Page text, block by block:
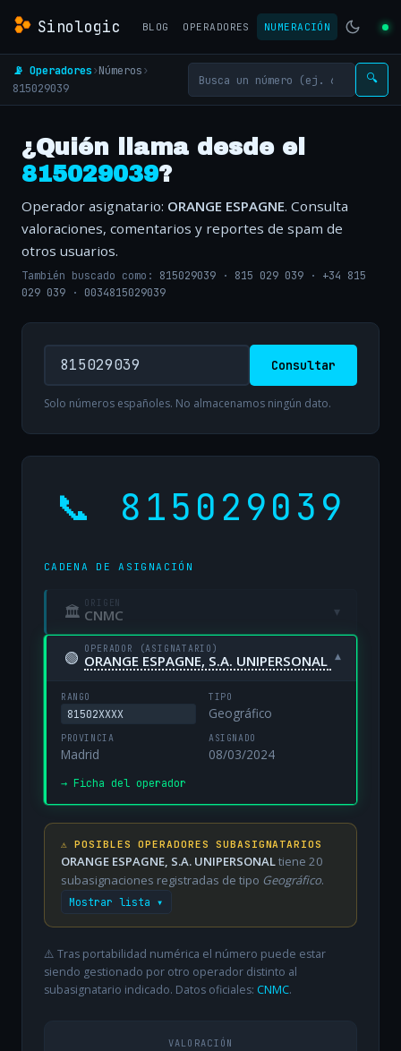
Sinologic BLOG OPERADORES NUMERACIÓN
📡 Operadores›Números›
815029039
🔍
¿Quién llama desde el
815029039?
Operador asignatario: ORANGE ESPAGNE. Consulta
valoraciones, comentarios y reportes de spam de
otros usuarios.
También buscado como: 815029039 · 815 029 039 · +34 815
029 039 · 0034815029039
Consultar
Solo números españoles. No almacenamos ningún dato.
📞 815029039
CADENA DE ASIGNACIÓN
🏛 ORIGEN
CNMC ▾
🟢 OPERADOR (ASIGNATARIO)
ORANGE ESPAGNE, S.A. UNIPERSONAL ▾
RANGO
81502XXXX
TIPO
Geográfico
PROVINCIA
Madrid
ASIGNADO
08/03/2024
→ Ficha del operador
⚠️ POSIBLES OPERADORES SUBASIGNATARIOS
ORANGE ESPAGNE, S.A. UNIPERSONALtiene 20
subasignaciones registradas de tipo Geográfico.
Mostrar lista ▾
⚠️ Tras portabilidad numérica el número puede estar
siendo gestionado por otro operador distinto al
subasignatario indicado. Datos oficiales: CNMC.
VALORACIÓN